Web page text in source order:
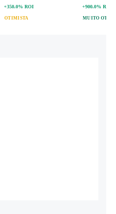
+350.0% ROI
OTIMISTA
+900.0% ROI
MUITO